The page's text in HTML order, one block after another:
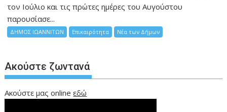
τον Ιούλιο και τις πρώτες ημέρες του Αυγούστου
παρουσίασε...
ΔΗΜΟΣ ΙΩΑΝΝΙΤΩΝ Επικαιρότητα Νέα των Δήμων
Ακούστε ζωντανά
Ακούστε μας onlineεδώ